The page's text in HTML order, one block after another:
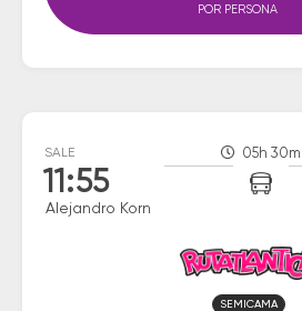
POR PERSONA
SALE
11:55
Alejandro Korn
05h 30m
SEMICAMA